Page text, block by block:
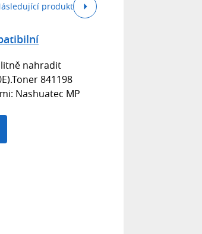
produkt
nahradit
841198
Nashuatec MP